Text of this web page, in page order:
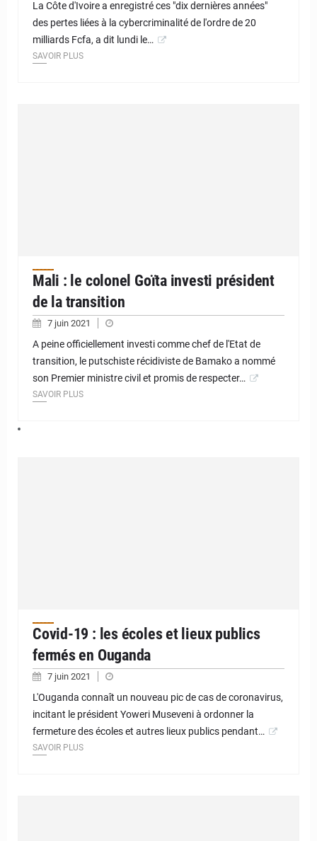
La Côte d'Ivoire a enregistré ces "dix dernières années"
des pertes liées à la cybercriminalité de l'ordre de 20
milliards Fcfa, a dit lundi le…
SAVOIR PLUS
Mali : le colonel Goïta investi président
de la transition
7 juin 2021
A peine officiellement investi comme chef de l'Etat de
transition, le putschiste récidiviste de Bamako a nommé
son Premier ministre civil et promis de respecter…
SAVOIR PLUS
Covid-19 : les écoles et lieux publics
fermés en Ouganda
7 juin 2021
L'Ouganda connaît un nouveau pic de cas de coronavirus,
incitant le président Yoweri Museveni à ordonner la
fermeture des écoles et autres lieux publics pendant…
SAVOIR PLUS